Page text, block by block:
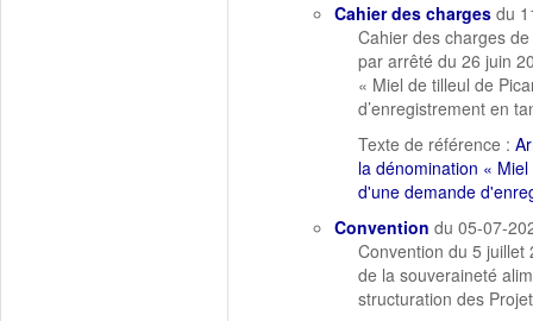
Cahier des charges du
Cahier des charges
par arrêté du 26 juin
« Miel de tilleul de
d’enregistrement en
Texte de référence :
la dénomination «
d'une demande
Convention du 05-07-
Convention du 5
de la souveraineté
structuration des